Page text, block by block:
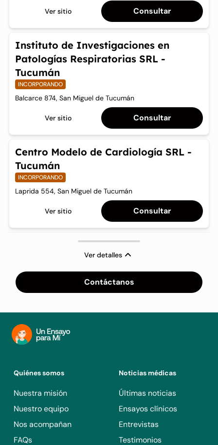
Ver sitio Consultar
Instituto de Investigaciones en
Patologías Respiratorias SRL -
Tucumán
INCORPORANDO
Balcarce 874, San Miguel de Tucumán
Ver sitio Consultar
Centro Modelo de Cardiología SRL -
Tucumán
INCORPORANDO
Laprida 554, San Miguel de Tucumán
Ver sitio Consultar
Ver detalles
Contáctanos
Quiénes somos
Nuestra misión
Nuestro equipo
Nos acompañan
FAQs
Noticias médicas
Últimas noticias
Ensayos clínicos
Entrevistas
Testimonios